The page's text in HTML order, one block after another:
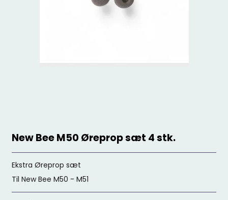
New Bee M50 Øreprop sæt 4 stk.
Ekstra Øreprop sæt
Til New Bee M50 - M51